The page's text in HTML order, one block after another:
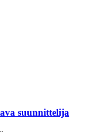
suunnittelija